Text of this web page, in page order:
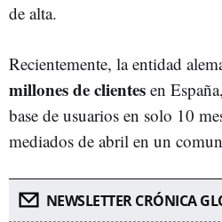
de alta.
Recientemente, la entidad
millones de clientes en
base de usuarios en solo 10
mediados de abril en un
NEWSLETTER CRÓNICA